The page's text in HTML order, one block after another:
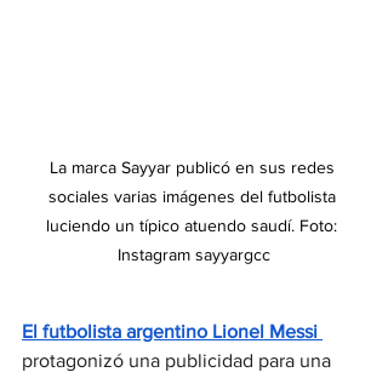
La marca Sayyar publicó en sus redes
sociales varias imágenes del futbolista
luciendo un típico atuendo saudí. Foto:
Instagram sayyargcc
El futbolista argentino Lionel Messi
protagonizó una publicidad para una